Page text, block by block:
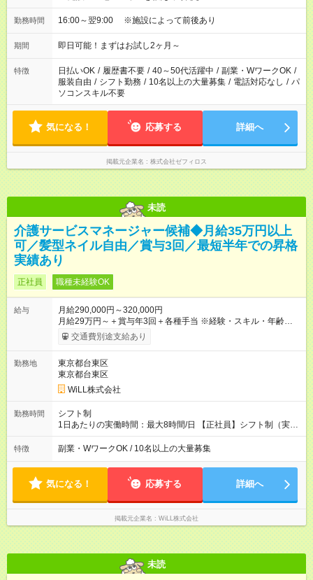
勤務時間 16:00～翌9:00 ※施設によって前後あり
期間 即日可能！まずはお試し2ヶ月～
特徴 日払いOK / 履歴書不要 / 40～50代活躍中 / 副業・WワークOK /
服装自由 / シフト勤務 / 10名以上の大量募集 / 電話対応なし / パ
ソコンスキル不要
気になる！ 応募する 詳細へ
掲載元企業名 株式会社ゼフィロス
未読
介護サービスマネージャー候補◆月給35万円以上
可／髪型ネイル自由／賞与3回／最短半年での昇格
実績あり
正社員 職種未経験OK
給与
月給290,000円～320,000円
月給29万円～＋賞与年3回＋各種手当 ※経験・スキル・年齢を考
慮し加給優遇 ■日勤のみを希望する方 月給27万円～＋賞与年3回
＋各種手当 ■夜勤のみを希望する方 月給30万円～＋賞与年3回＋
用形態、給与は本採用時と同じです。
交通費別途支給あり
勤務地
東京都台東区
東京都台東区
WiLL株式会社
勤務時間
シフト制
1日あたりの実働時間：最大8時間/日 【正社員】シフト制（実働
8時間） 【アルバイト】週1日・8hから勤務可能 ◎勤務例 日勤／
9時～18時（休憩60分） 夜勤／22時～翌7時（休憩60分） ◎働
りなど、ご希望の働き方をお気軽にご相談ください。
特徴 副業・WワークOK / 10名以上の大量募集
気になる！ 応募する 詳細へ
掲載元企業名 WiLL株式会社
未読